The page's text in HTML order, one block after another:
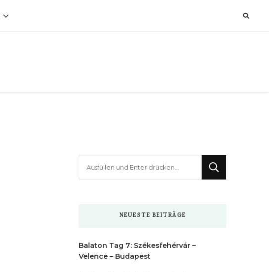
NEUESTE BEITRÄGE
Balaton Tag 7: Székesfehérvár –
Velence – Budapest